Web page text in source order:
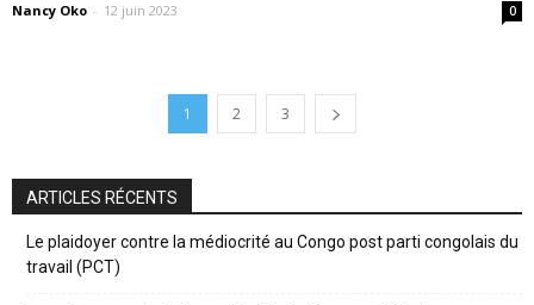
Nancy Oko - 12 juin 2023 0
1 2 3
ARTICLES RÉCENTS
Le plaidoyer contre la médiocrité au Congo post parti congolais du
travail (PCT)